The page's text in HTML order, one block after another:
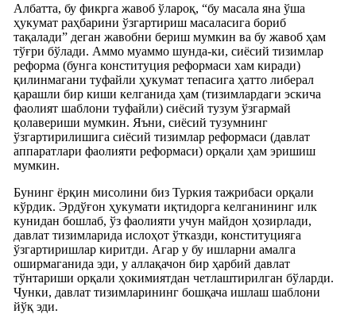
Албатта, бу фикрга жавоб ўлароқ, “бу масала яна ўша
ҳукумат раҳбарини ўзгартириш масаласига бориб
тақалади” деган жавобни бериш мумкин ва бу жавоб ҳам
тўғри бўлади. Аммо муаммо шунда-ки, сиёсий тизимлар
реформа (бунга конституция реформаси хам киради)
қилинмагани туфайли ҳукумат тепасига ҳатто либерал
қарашли бир киши келганида ҳам (тизимлардаги эскича
фаолият шаблони туфайли) сиёсий тузум ўзгармай
қолавериши мумкин. Яъни, сиёсий тузумнинг
ўзгартирилишига сиёсий тизимлар реформаси (давлат
аппаратлари фаолияти реформаси) орқали ҳам эришиш
мумкин.
Бунинг ёрқин мисолини биз Туркия тажрибаси орқали
кўрдик. Эрдўғон ҳукумати иқтидорга келганининг илк
кунидан бошлаб, ўз фаолияти учун майдон ҳозирлади,
давлат тизимларида ислоҳот ўтказди, конституцияга
ўзгартиришлар киритди. Агар у бу ишларни амалга
оширмаганида эди, у аллақачон бир ҳарбий давлат
тўнтариши орқали ҳокимиятдан четлаштирилган бўларди.
Чунки, давлат тизимларининг бошқача ишлаш шаблони
йўқ эди.